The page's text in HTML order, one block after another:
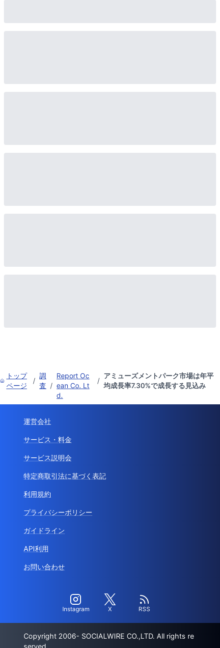
トップ
ページ
/
調
査 /
Report Oc
ean Co. Lt
d.
/
アミューズメントパーク市場は年平
均成長率7.30%で成長する見込み
運営会社
サービス・料金
サービス説明会
特定商取引法に基づく表記
利用規約
プライバシーポリシー
ガイドライン
API利用
お問い合わせ
Instagram X RSS
Copyright 2006- SOCIALWIRE CO.,LTD. All rights re
served.